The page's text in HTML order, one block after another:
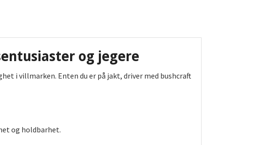
og jegere
i villmarken. Enten du er på jakt, driver med bushcraft
og holdbarhet.